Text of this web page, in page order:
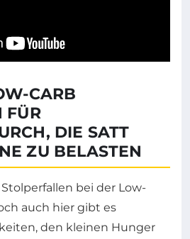
CARB
FÜR
DIE SATT
ZU BELASTEN
bei der Low-
auch hier gibt es
den kleinen Hunger